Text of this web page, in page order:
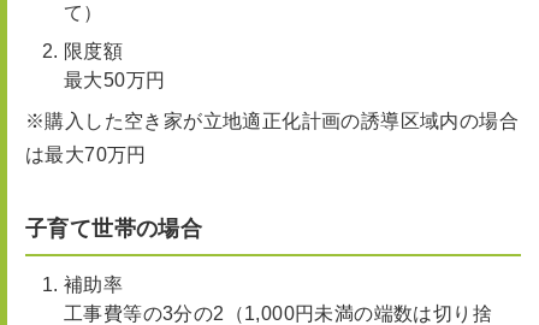
て）
限度額
最大50万円
※購入した空き家が立地適正化計画の誘導区域内の場合
は最大70万円
子育て世帯の場合
補助率
工事費等の3分の2（1,000円未満の端数は切り捨